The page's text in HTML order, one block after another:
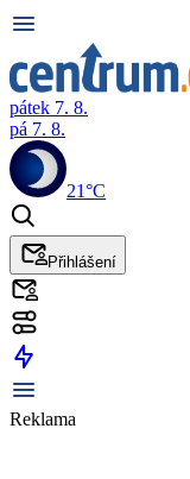
pátek 7. 8.
pá 7. 8.
21°C
Přihlášení
Reklama